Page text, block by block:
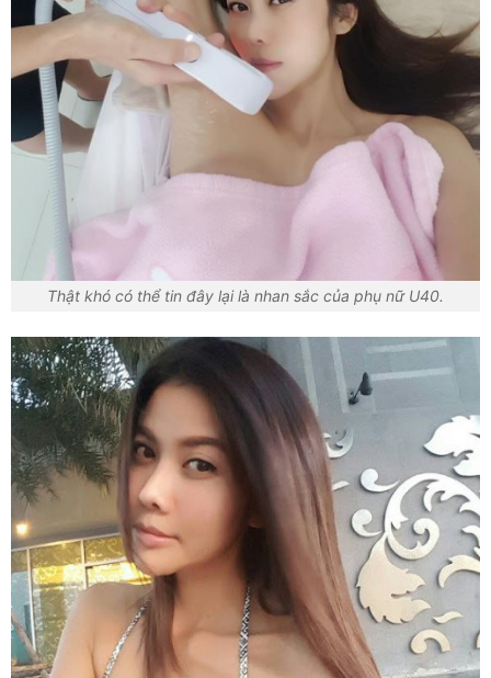
Thật khó có thể tin đây lại là nhan sắc của phụ nữ U40.